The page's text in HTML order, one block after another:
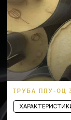
ТРУБА ППУ-ОЦ